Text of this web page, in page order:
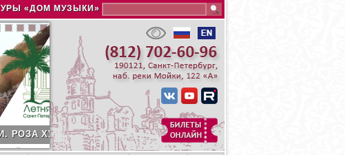
«ДОМ МУЗЫКИ»